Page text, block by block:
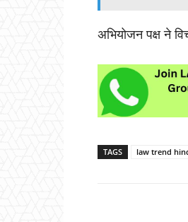
अभियोजन पक्ष ने
TAGS law trend